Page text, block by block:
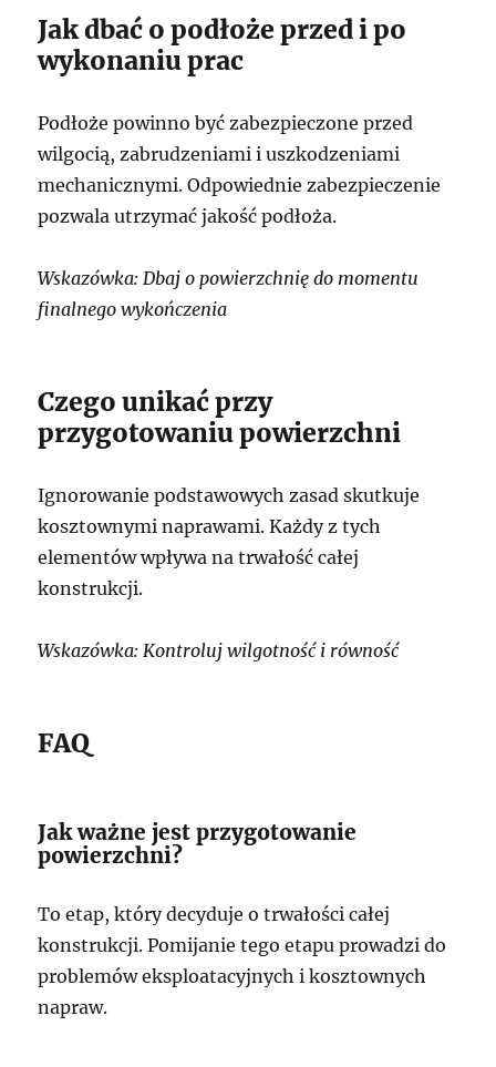
Jak dbać o podłoże przed i po
wykonaniu prac
Podłoże powinno być zabezpieczone przed
wilgocią, zabrudzeniami i uszkodzeniami
mechanicznymi. Odpowiednie zabezpieczenie
pozwala utrzymać jakość podłoża.
Wskazówka: Dbaj o powierzchnię do momentu
finalnego wykończenia
Czego unikać przy
przygotowaniu powierzchni
Ignorowanie podstawowych zasad skutkuje
kosztownymi naprawami. Każdy z tych
elementów wpływa na trwałość całej
konstrukcji.
Wskazówka: Kontroluj wilgotność i równość
FAQ
Jak ważne jest przygotowanie
powierzchni?
To etap, który decyduje o trwałości całej
konstrukcji. Pomijanie tego etapu prowadzi do
problemów eksploatacyjnych i kosztownych
napraw.